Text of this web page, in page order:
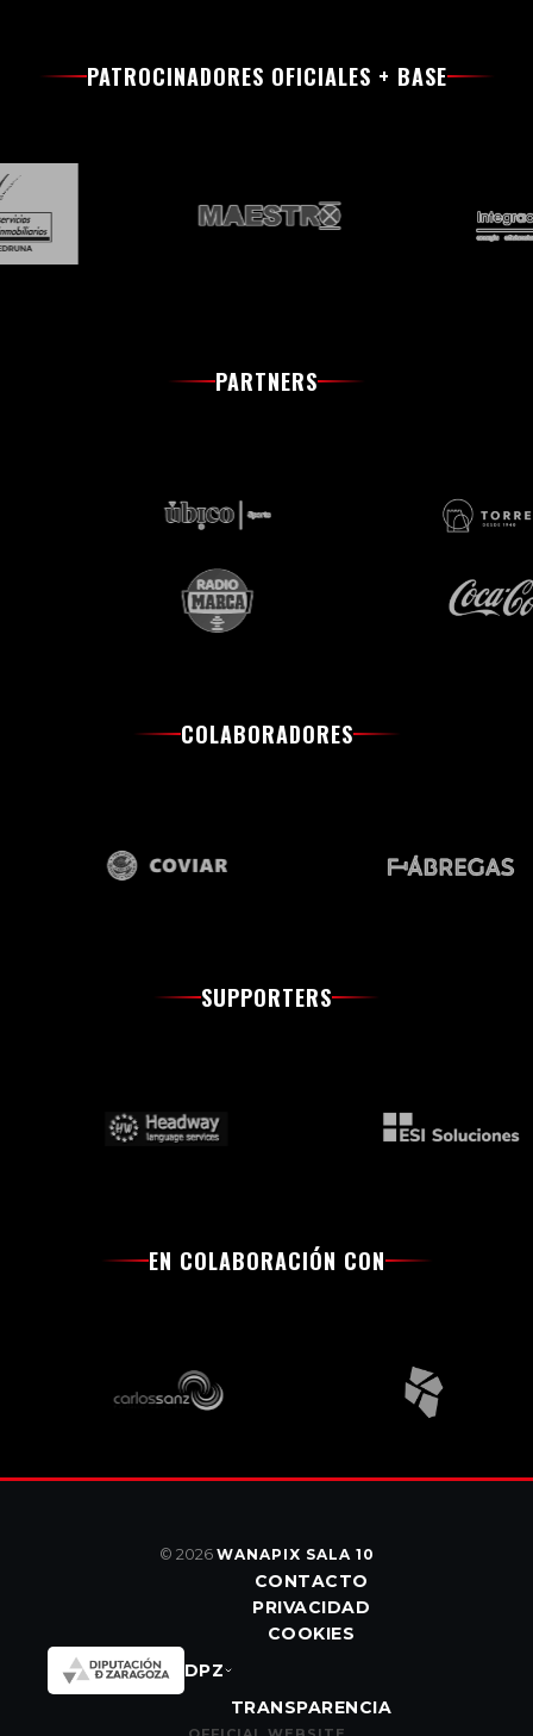
PATROCINADORES OFICIALES + BASE
PARTNERS
COLABORADORES
SUPPORTERS
EN COLABORACIÓN CON
© 2026 WANAPIX SALA 10
CONTACTO
PRIVACIDAD
COOKIES
DPZ
TRANSPARENCIA